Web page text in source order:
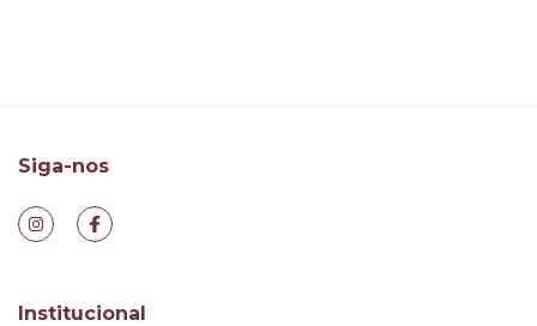
Siga-nos
Institucional